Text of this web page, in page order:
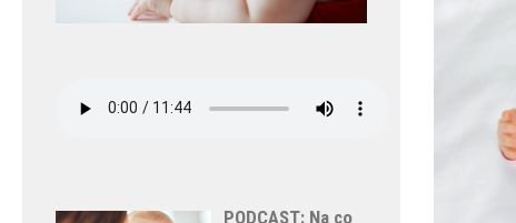
PODCAST: Na co